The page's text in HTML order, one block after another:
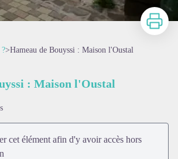
Voir l'image en plein écran
Imprimer
>Hameau de Bouyssi : Maison l'Oustal
: Maison l'Oustal
cet élément afin d'y avoir accès hors